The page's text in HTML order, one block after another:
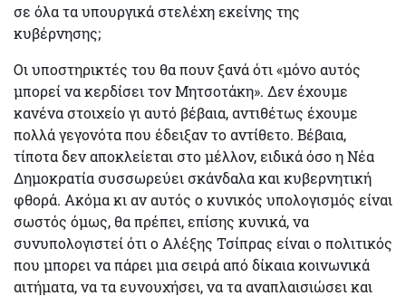
σε όλα τα υπουργικά στελέχη εκείνης της
κυβέρνησης;
Οι υποστηρικτές του θα πουν ξανά ότι «μόνο αυτός
μπορεί να κερδίσει τον Μητσοτάκη». Δεν έχουμε
κανένα στοιχείο γι αυτό βέβαια, αντιθέτως έχουμε
πολλά γεγονότα που έδειξαν το αντίθετο. Βέβαια,
τίποτα δεν αποκλείεται στο μέλλον, ειδικά όσο η Νέα
Δημοκρατία συσσωρεύει σκάνδαλα και κυβερνητική
φθορά. Ακόμα κι αν αυτός ο κυνικός υπολογισμός είναι
σωστός όμως, θα πρέπει, επίσης κυνικά, να
συνυπολογιστεί ότι ο Αλέξης Τσίπρας είναι ο πολιτικός
που μπορει να πάρει μια σειρά από δίκαια κοινωνικά
αιτήματα, να τα ευνουχήσει, να τα αναπλαισιώσει και